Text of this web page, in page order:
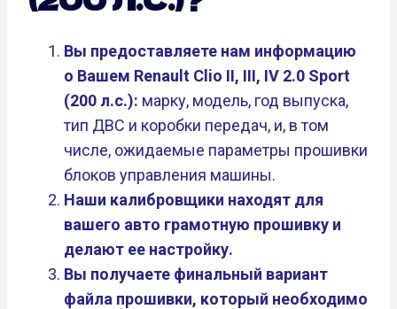
Вы предоставляете нам информацию
о Вашем Renault Clio II, III, IV 2.0 Sport
(200 л.с.): марку, модель, год выпуска,
тип ДВС и коробки передач, и, в том
числе, ожидаемые параметры прошивки
блоков управления машины.
Наши калибровщики находят для
вашего авто грамотную прошивку и
делают ее настройку.
Вы получаете финальный вариант
файла прошивки, который необходимо